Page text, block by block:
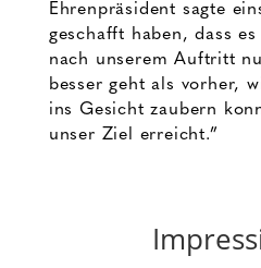
Ehrenpräsident sagte
geschafft haben, dass
nach unserem Auftritt
besser geht als vorher,
ins Gesicht zaubern
unser Ziel erreicht.”